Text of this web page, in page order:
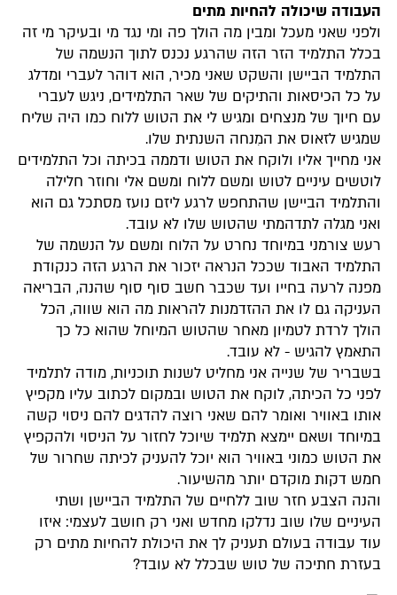
העבודה שיכולה להחיות מתים
ולפני שאני מעכל ומבין מה הולך פה ומי נגד מי ובעיקר מי זה
בכלל התלמיד הזר הזה שהרגע נכנס לתוך הנשמה של
התלמיד הביישן והשקט שאני מכיר, הוא דוהר לעברי ומדלג
על כל הכיסאות והתיקים של שאר התלמידים, ניגש לעברי
עם חיוך של מנצחים ומגיש לי את הטוש ללוח כמו היה שליח
שמגיש לזאוס את המִנחה השנתית שלו.
אני מחייך אליו ולוקח את הטוש ודממה בכיתה וכל התלמידים
לוטשים עיניים לטוש ומשם ללוח ומשם אלי וחוזר חלילה
והתלמיד הביישן שהתחפש לרגע ליזם נועז מסתכל גם הוא
ואני מגלה לתדהמתי שהטוש שלו לא עובד.
רעש צורמני במיוחד נחרט על הלוח ומשם על הנשמה של
התלמיד האבוד שככל הנראה יזכור את הרגע הזה כנקודת
מפנה לרעה בחייו ועד שכבר חשב סוף סוף שהנה, הבריאה
העניקה גם לו את ההזדמנות להראות מה הוא שווה, הכל
הולך לרדת לטמיון מאחר שהטוש המיוחל שהוא כל כך
התאמץ להגיש - לא עובד.
בשבריר של שנייה אני מחליט לשנות תוכניות, מודה לתלמיד
לפני כל הכיתה, לוקח את הטוש ובמקום לכתוב עליו מקפיץ
אותו באוויר ואומר להם שאני רוצה להדגים להם ניסוי קשה
במיוחד ושאם יימצא תלמיד שיוכל לחזור על הניסוי ולהקפיץ
את הטוש כמוני באוויר הוא יוכל להעניק לכיתה שחרור של
חמש דקות מוקדם יותר מהשיעור.
והנה הצבע חזר שוב ללחיים של התלמיד הביישן ושתי
העיניים שלו שוב נדלקו מחדש ואני רק חושב לעצמי: איזו
עוד עבודה בעולם תעניק לך את היכולת להחיות מתים רק
בעזרת חתיכה של טוש שבכלל לא עובד?